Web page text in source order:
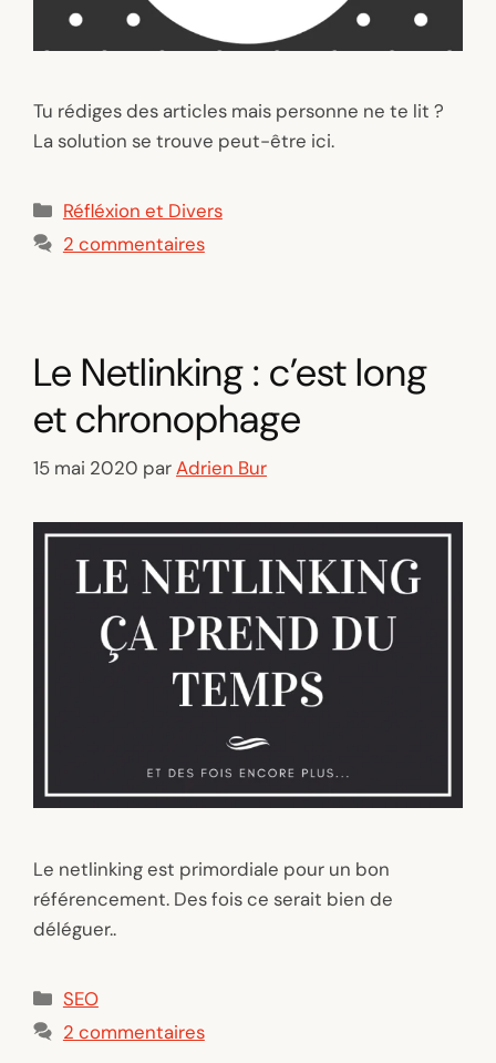
Tu rédiges des articles mais personne ne te lit ?
La solution se trouve peut-être ici.
Catégories
Réfléxion et Divers
2 commentaires
Le Netlinking : c’est long
et chronophage
15 mai 2020 parAdrien Bur
Le netlinking est primordiale pour un bon
référencement. Des fois ce serait bien de
déléguer..
Catégories
SEO
2 commentaires